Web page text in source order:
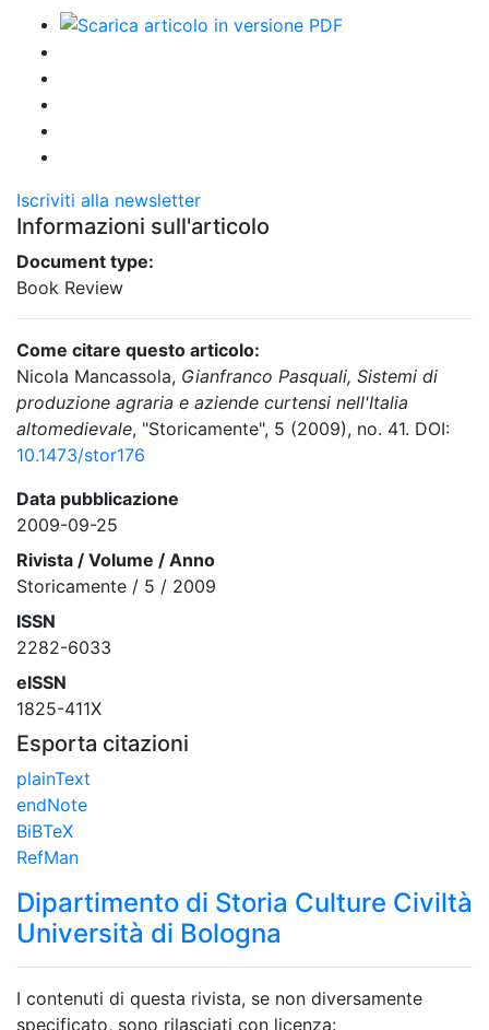
Iscriviti alla newsletter
Informazioni sull'articolo
Document type:
Book Review
Come citare questo articolo:
Nicola Mancassola, Gianfranco Pasquali, Sistemi di
produzione agraria e aziende curtensi nell'Italia
altomedievale, "Storicamente", 5 (2009), no. 41. DOI:
10.1473/stor176
Data pubblicazione
2009-09-25
Rivista / Volume / Anno
Storicamente / 5 / 2009
ISSN
2282-6033
eISSN
1825-411X
Esporta citazioni
plainText
endNote
BiBTeX
RefMan
Dipartimento di Storia Culture Civiltà
Università di Bologna
I contenuti di questa rivista, se non diversamente
specificato, sono rilasciati con licenza: